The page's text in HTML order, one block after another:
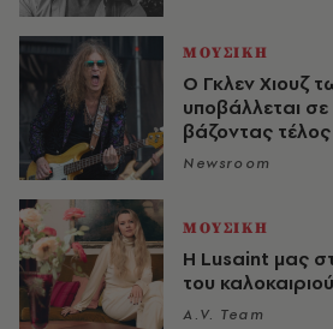
ΜΟΥΣΙΚΗ
O Γκλεν Χιουζ
υποβάλλεται
βάζοντας τέλος
Newsroom
ΜΟΥΣΙΚΗ
Η Lusaint μας
του καλοκαιριού
A.V. Team